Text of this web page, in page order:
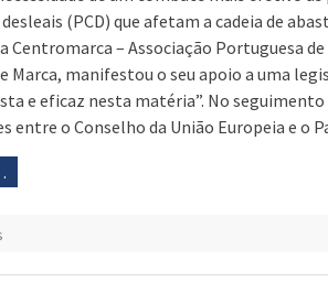
(PCD) que afetam a cadeia de
Centromarca – Associação Portuguesa de
Marca, manifestou o seu apoio a uma
e eficaz nesta matéria”. No seguimento
entre o Conselho da União Europeia e o